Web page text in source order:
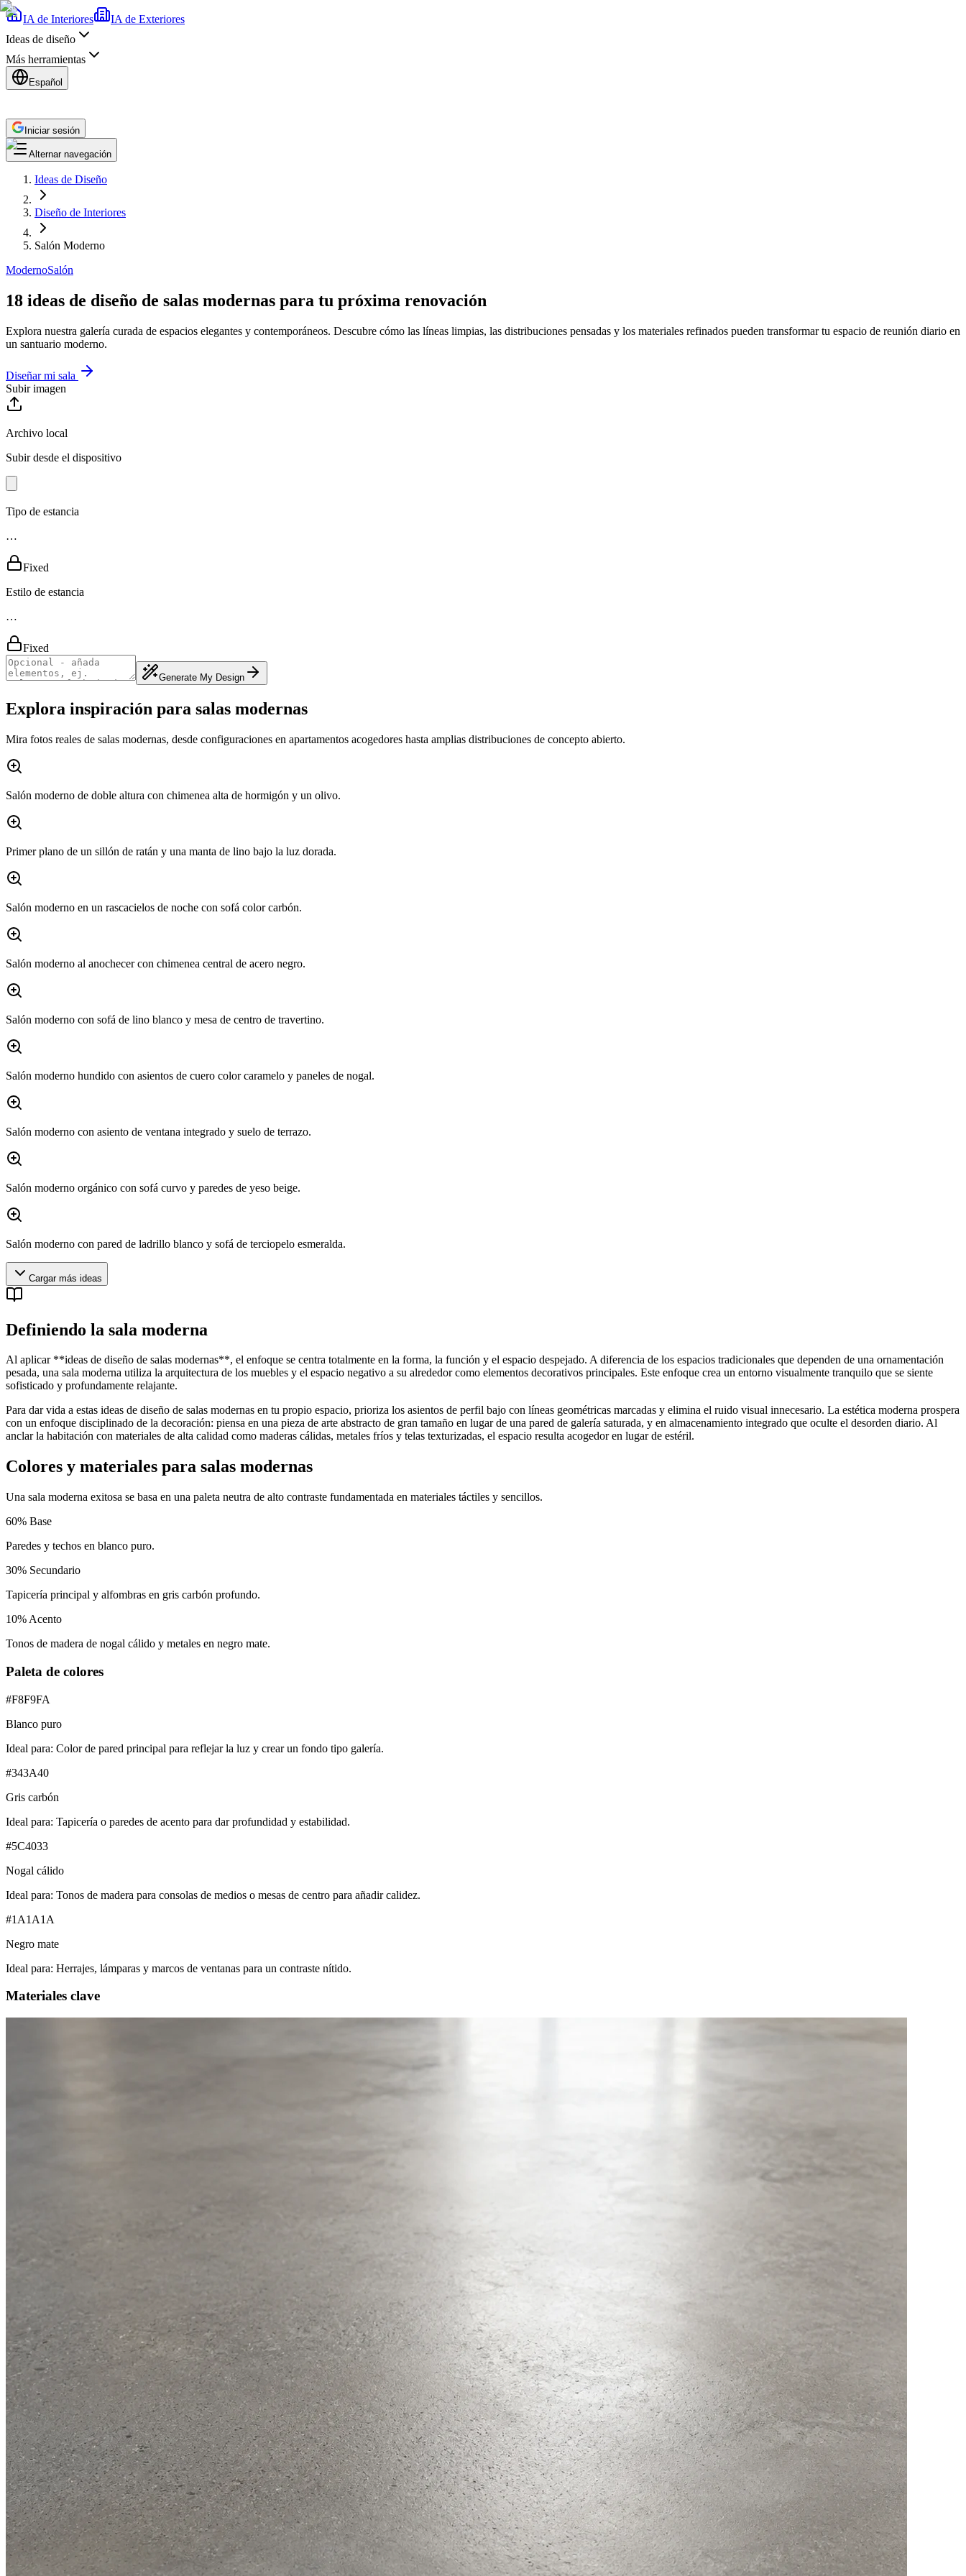
IA de Interiores
IA de Exteriores
Ideas de diseño
Más herramientas
Español
Iniciar sesión
Alternar navegación
Ideas de Diseño
Diseño de Interiores
Salón Moderno
ModernoSalón
18 ideas de diseño de salas modernas para tu próxima renovación
Explora nuestra galería curada de espacios elegantes y contemporáneos. Descubre cómo las líneas limpias, las distribuciones pensadas y los materiales refinados pueden transformar tu espacio de reunión diario en
un santuario moderno.
Diseñar mi sala
Subir imagen
Archivo local
Subir desde el dispositivo
Tipo de estancia
…
Fixed
Estilo de estancia
…
Fixed
Generate My Design
Explora inspiración para salas modernas
Mira fotos reales de salas modernas, desde configuraciones en apartamentos acogedores hasta amplias distribuciones de concepto abierto.
Salón moderno de doble altura con chimenea alta de hormigón y un olivo.
Primer plano de un sillón de ratán y una manta de lino bajo la luz dorada.
Salón moderno en un rascacielos de noche con sofá color carbón.
Salón moderno al anochecer con chimenea central de acero negro.
Salón moderno con sofá de lino blanco y mesa de centro de travertino.
Salón moderno hundido con asientos de cuero color caramelo y paneles de nogal.
Salón moderno con asiento de ventana integrado y suelo de terrazo.
Salón moderno orgánico con sofá curvo y paredes de yeso beige.
Salón moderno con pared de ladrillo blanco y sofá de terciopelo esmeralda.
Cargar más ideas
Definiendo la sala moderna
Al aplicar **ideas de diseño de salas modernas**, el enfoque se centra totalmente en la forma, la función y el espacio despejado. A diferencia de los espacios tradicionales que dependen de una ornamentación
pesada, una sala moderna utiliza la arquitectura de los muebles y el espacio negativo a su alrededor como elementos decorativos principales. Este enfoque crea un entorno visualmente tranquilo que se siente
sofisticado y profundamente relajante.
Para dar vida a estas ideas de diseño de salas modernas en tu propio espacio, prioriza los asientos de perfil bajo con líneas geométricas marcadas y elimina el ruido visual innecesario. La estética moderna prospera
con un enfoque disciplinado de la decoración: piensa en una pieza de arte abstracto de gran tamaño en lugar de una pared de galería saturada, y en almacenamiento integrado que oculte el desorden diario. Al
anclar la habitación con materiales de alta calidad como maderas cálidas, metales fríos y telas texturizadas, el espacio resulta acogedor en lugar de estéril.
Colores y materiales para salas modernas
Una sala moderna exitosa se basa en una paleta neutra de alto contraste fundamentada en materiales táctiles y sencillos.
60% Base
Paredes y techos en blanco puro.
30% Secundario
Tapicería principal y alfombras en gris carbón profundo.
10% Acento
Tonos de madera de nogal cálido y metales en negro mate.
Paleta de colores
#F8F9FA
Blanco puro
Ideal para: Color de pared principal para reflejar la luz y crear un fondo tipo galería.
#343A40
Gris carbón
Ideal para: Tapicería o paredes de acento para dar profundidad y estabilidad.
#5C4033
Nogal cálido
Ideal para: Tonos de madera para consolas de medios o mesas de centro para añadir calidez.
#1A1A1A
Negro mate
Ideal para: Herrajes, lámparas y marcos de ventanas para un contraste nítido.
Materiales clave